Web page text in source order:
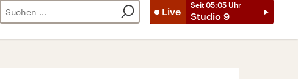
Live
Seit 05:05 Uhr
Studio 9